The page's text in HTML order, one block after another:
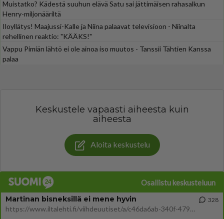
Muistatko? Kädestä suuhun elävä Satu sai jättimäisen rahasalkun
Henry-miljonääriltä
Iloyllätys! Maajussi-Kalle ja Niina palaavat televisioon - Niinalta
rehellinen reaktio: "KÄÄKS!"
Vappu Pimiän lähtö ei ole ainoa iso muutos - Tanssii Tähtien Kanssa
palaa
Keskustele vapaasti aiheesta kuin
aiheesta
Aloita keskustelu
Osallistu keskusteluun
Martinan bisneksillä ei mene hyvin
https://www.iltalehti.fi/viihdeuutiset/a/c46da6ab-340f-4790-aaa7-0865eed2336 Yrityksen konkurssihakemus on tullut kärä
328